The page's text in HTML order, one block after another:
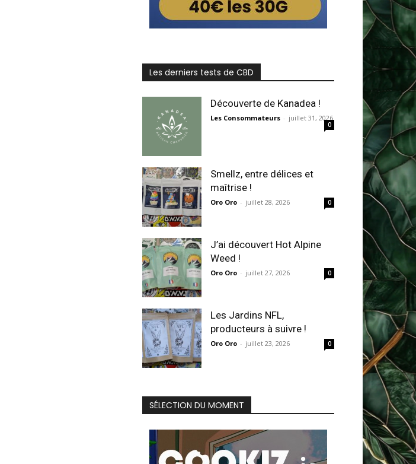
Les derniers tests de CBD
Découverte de Kanadea !
Les Consommateurs - juillet 31, 2026
0
Smellz, entre délices et
maîtrise !
Oro Oro - juillet 28, 2026 0
J’ai découvert Hot Alpine
Weed !
Oro Oro - juillet 27, 2026 0
Les Jardins NFL,
producteurs à suivre !
Oro Oro - juillet 23, 2026 0
SÉLECTION DU MOMENT